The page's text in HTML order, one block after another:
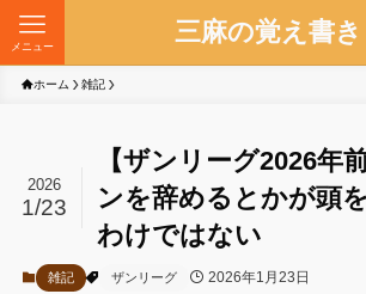
三麻の覚え書き
メニュー
ホーム 雑記
【ザンリーグ2026年
ンを辞めるとかが頭
わけではない
2026
1/23
雑記 ザンリーグ 2026年1月23日